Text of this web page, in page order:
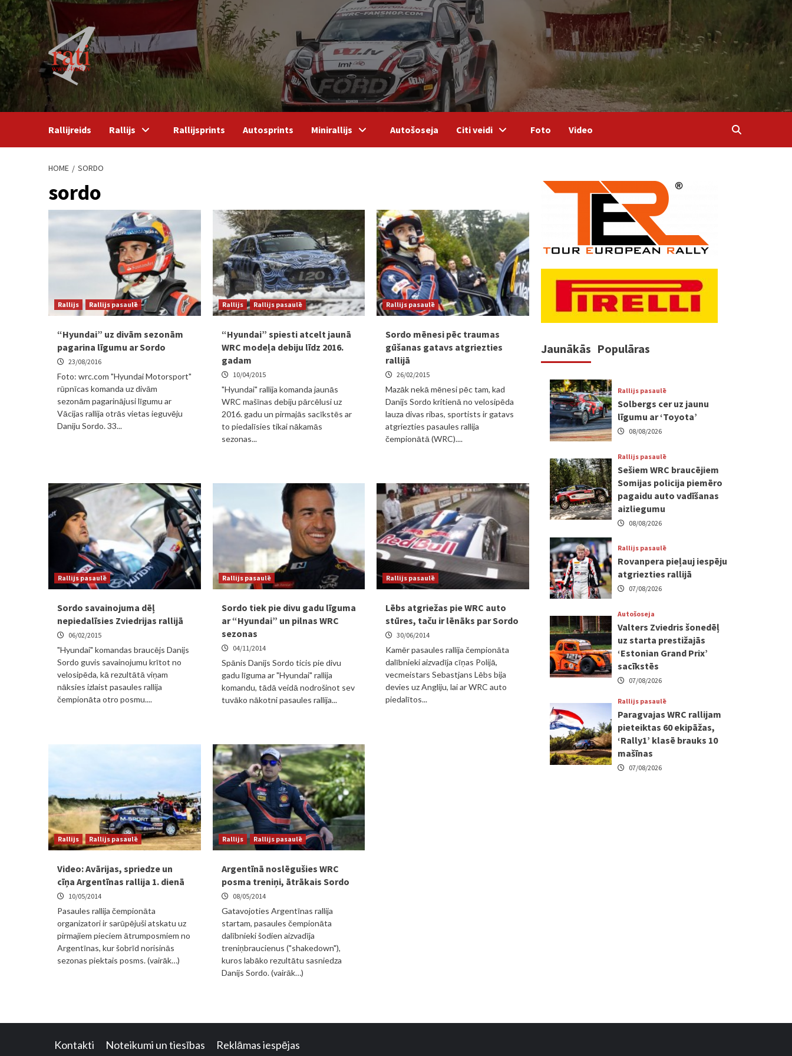
Skip
to
content
Rallijreids Rallijs Rallijsprints Autosprints Minirallijs Autošoseja Citi veidi Foto Video
HOME SORDO
sordo
Rallijs Rallijs pasaulē
“Hyundai” uz divām sezonām
pagarina līgumu ar Sordo
23/08/2016
Foto: wrc.com "Hyundai Motorsport"
rūpnīcas komanda uz divām
sezonām pagarinājusi līgumu ar
Vācijas rallija otrās vietas ieguvēju
Daniju Sordo. 33...
Rallijs Rallijs pasaulē
“Hyundai” spiesti atcelt jaunā
WRC modeļa debiju līdz 2016.
gadam
10/04/2015
"Hyundai" rallija komanda jaunās
WRC mašīnas debiju pārcēlusi uz
2016. gadu un pirmajās sacīkstēs ar
to piedalīsies tikai nākamās
sezonas...
Rallijs pasaulē
Sordo mēnesi pēc traumas
gūšanas gatavs atgriezties
rallijā
26/02/2015
Mazāk nekā mēnesi pēc tam, kad
Danijs Sordo kritienā no velosipēda
lauza divas ribas, sportists ir gatavs
atgriezties pasaules rallija
čempionātā (WRC)....
Rallijs pasaulē
Sordo savainojuma dēļ
nepiedalīsies Zviedrijas rallijā
06/02/2015
"Hyundai" komandas braucējs Danijs
Sordo guvis savainojumu krītot no
velosipēda, kā rezultātā viņam
nāksies izlaist pasaules rallija
čempionāta otro posmu....
Rallijs pasaulē
Sordo tiek pie divu gadu līguma
ar “Hyundai” un pilnas WRC
sezonas
04/11/2014
Spānis Danijs Sordo ticis pie divu
gadu līguma ar "Hyundai" rallija
komandu, tādā veidā nodrošinot sev
tuvāko nākotni pasaules rallija...
Rallijs pasaulē
Lēbs atgriežas pie WRC auto
stūres, taču ir lēnāks par Sordo
30/06/2014
Kamēr pasaules rallija čempionāta
dalībnieki aizvadīja cīņas Polijā,
vecmeistars Sebastjans Lēbs bija
devies uz Angliju, lai ar WRC auto
piedalītos...
Rallijs Rallijs pasaulē
Video: Avārijas, spriedze un
cīņa Argentīnas rallija 1. dienā
10/05/2014
Pasaules rallija čempionāta
organizatori ir sarūpējuši atskatu uz
pirmajiem pieciem ātrumposmiem no
Argentīnas, kur šobrīd norisinās
sezonas piektais posms. (vairāk…)
Rallijs Rallijs pasaulē
Argentīnā noslēgušies WRC
posma treniņi, ātrākais Sordo
08/05/2014
Gatavojoties Argentīnas rallija
startam, pasaules čempionāta
dalībnieki šodien aizvadīja
treniņbraucienus ("shakedown"),
kuros labāko rezultātu sasniedza
Danijs Sordo. (vairāk…)
Jaunākās Populāras
Rallijs pasaulē
Solbergs cer uz jaunu
līgumu ar ‘Toyota’
08/08/2026
Rallijs pasaulē
Sešiem WRC braucējiem
Somijas policija piemēro
pagaidu auto vadīšanas
aizliegumu
08/08/2026
Rallijs pasaulē
Rovanpera pieļauj iespēju
atgriezties rallijā
07/08/2026
Autošoseja
Valters Zviedris šonedēļ
uz starta prestižajās
‘Estonian Grand Prix’
sacīkstēs
07/08/2026
Rallijs pasaulē
Paragvajas WRC rallijam
pieteiktas 60 ekipāžas,
‘Rally1’ klasē brauks 10
mašīnas
07/08/2026
Kontakti Noteikumi un tiesības Reklāmas iespējas